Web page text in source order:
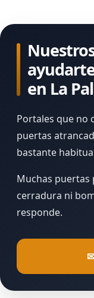
en La
Portales que no
puertas
bastante
Muchas
cerradura ni
responde.